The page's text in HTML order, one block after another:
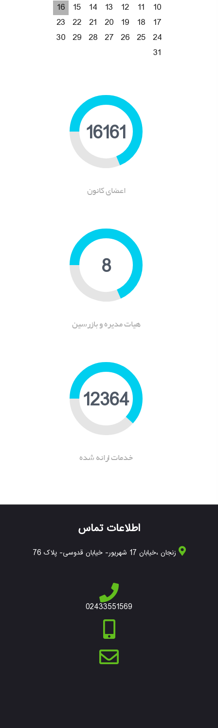
16
15 14 13 12 11
10
23 22 21 20 19 18
17
30 29 28 27 26 25 24
31
20097
اعضای کانون
9
هیات مدیره و بازرسین
16255
خدمات ارانه شده
اطلاعات تماس
زنجان ،خیابان 17 شهریور- خیابان قدوسی- پلاک 76
02433551569